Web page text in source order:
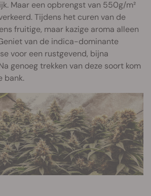
Maar een opbrengst van 550g/m²
Tijdens het curen van de
fruitige, maar kazige aroma alleen
van de indica-dominante
voor een rustgevend, bijna
genoeg trekken van deze soort kom
bank.